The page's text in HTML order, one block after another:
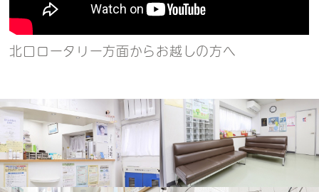
北口ロータリー方面からお越しの方へ